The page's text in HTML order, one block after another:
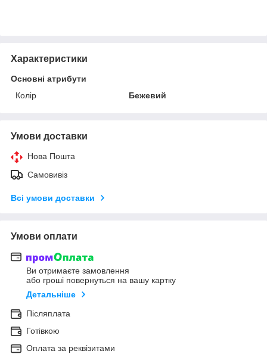
Характеристики
Основні атрибути
Колір
Бежевий
Умови доставки
Нова Пошта
Самовивіз
Всі умови доставки
Умови оплати
Ви отримаєте замовлення
або гроші повернуться на вашу картку
Детальніше
Післяплата
Готівкою
Оплата за реквізитами